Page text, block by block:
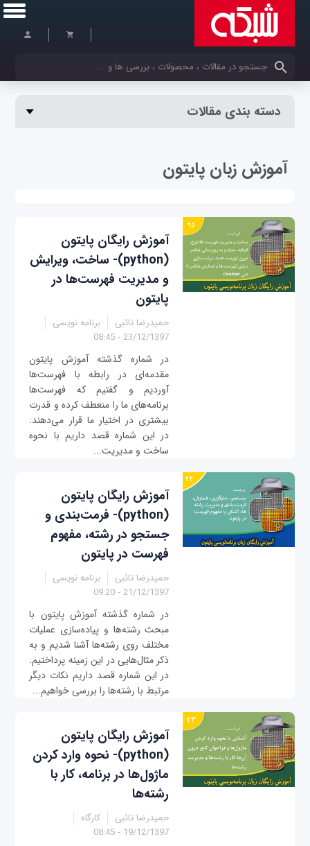
کلمات کلیدی خود را وارد کنید
دسته بندی مقالات
آموزش زبان پایتون
آموزش رایگان پایتون
(python)- ساخت، ویرایش
و مدیریت فهرست‌ها در
پایتون
حمیدرضا تائبی
برنامه نویسی
23/12/1397 - 08:45
در شماره گذشته آموزش پایتون
مقدمه‌ای در رابطه با فهرست‌ها
آوردیم و گفتیم که فهرست‌ها
برنامه‌های ما را منعطف کرده و قدرت
بیشتری در اختیار ما قرار می‌دهند.
در این شماره قصد داریم با نحوه
ساخت و مدیریت...
آموزش رایگان پایتون
(python)- فرمت‌بندی و
جستجو در رشته، مفهوم
فهرست در پایتون
حمیدرضا تائبی
برنامه نویسی
21/12/1397 - 09:20
در شماره گذشته آموزش پایتون با
مبحث رشته‌ها و پیاده‌سازی عملیات
مختلف روی رشته‌ها آشنا شدیم و به
ذکر مثال‌هایی در این زمینه پرداختیم.
در این شماره قصد داریم نکات دیگر
مرتبط با رشته‌ها را بررسی خواهیم...
آموزش رایگان پایتون
(python)- نحوه وارد کردن
ماژول‌ها در برنامه، کار با
رشته‌ها
حمیدرضا تائبی
کارگاه
19/12/1397 - 08:45